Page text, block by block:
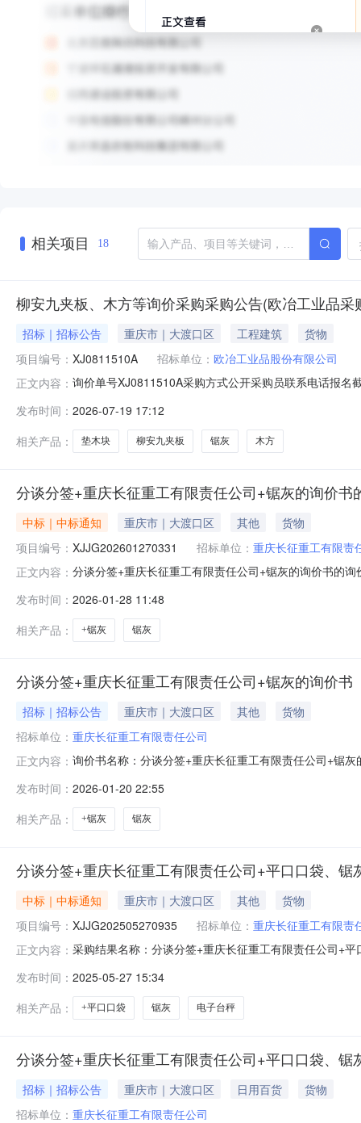
相关项目 18
柳安九夹板、木方等询价采购采购公告(欧冶工业品采
招标｜招标公告 重庆市｜大渡口区 工程建筑
货物
项目编号： XJ0811510A 招标单位： 欧冶工业品股份有限公司
正文内容： 询价单号XJ0811510A采购方式公开采购员联系电话报
颜色:淡黄色;应用:连铸开浇及换包作业时结晶器内防钢
发布时间： 2026-07-19 17:12
相关产品：
垫木块 柳安九夹板 锯灰 木方
分谈分签+重庆长征重工有限责任公司+锯灰的询价书
中标｜中标通知 重庆市｜大渡口区 其他
货物
项目编号： XJJG202601270331 招标单位： 重庆长征重工有限责
正文内容： 分谈分签+重庆长征重工有限责任公司+锯灰的询价书的
采购方案编号：XYFA202601201609签约类型：合同采
发布时间： 2026-01-28 11:48
相关产品：
+锯灰 锯灰
分谈分签+重庆长征重工有限责任公司+锯灰的询价书
招标｜招标公告 重庆市｜大渡口区 其他
货物
招标单位： 重庆长征重工有限责任公司
正文内容： 询价书名称：分谈分签+重庆长征重工有限责任公司+锯
费、其他费用）：包含在物料价格中报价有效期：2032-
话：
发布时间： 2026-01-20 22:55
相关产品：
+锯灰 锯灰
分谈分签+重庆长征重工有限责任公司+平口口袋、锯
中标｜中标通知 重庆市｜大渡口区 其他
货物
项目编号： XJJG202505270935 招标单位： 重庆长征重工有限责
正文内容： 采购结果名称：分谈分签+重庆长征重工有限责任公司+
同采购方式：询价采购参与方式：公开询价发布时间：
发布时间： 2025-05-27 15:34
相关产品：
+平口口袋 锯灰 电子台秤
分谈分签+重庆长征重工有限责任公司+平口口袋、锯
招标｜招标公告 重庆市｜大渡口区 日用百货
货物
招标单位： 重庆长征重工有限责任公司